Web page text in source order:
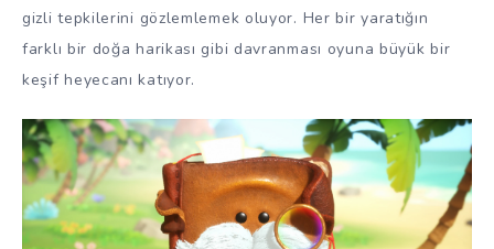
gizli tepkilerini gözlemlemek oluyor. Her bir yaratığın
farklı bir doğa harikası gibi davranması oyuna büyük bir
keşif heyecanı katıyor.